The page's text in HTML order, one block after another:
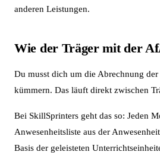
anderen Leistungen.
Wie der Träger mit der
Du musst dich um die Abrechnung
kümmern. Das läuft direkt zwischen
Bei SkillSprinters geht das so: Jeden
Anwesenheitsliste aus der
Basis der geleisteten